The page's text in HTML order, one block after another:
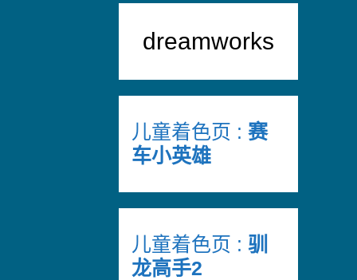
dreamworks
儿童着色页 :赛
车小英雄
儿童着色页 :驯
龙高手2